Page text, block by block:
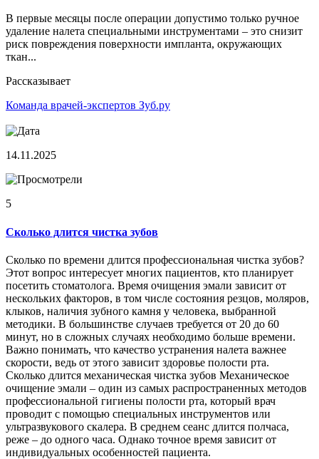
В первые месяцы после операции допустимо только ручное
удаление налета специальными инструментами – это снизит
риск повреждения поверхности импланта, окружающих
ткан...
Рассказывает
Команда врачей-экспертов Зуб.ру
14.11.2025
5
Сколько длится чистка зубов
Сколько по времени длится профессиональная чистка зубов?
Этот вопрос интересует многих пациентов, кто планирует
посетить стоматолога. Время очищения эмали зависит от
нескольких факторов, в том числе состояния резцов, моляров,
клыков, наличия зубного камня у человека, выбранной
методики. В большинстве случаев требуется от 20 до 60
минут, но в сложных случаях необходимо больше времени.
Важно понимать, что качество устранения налета важнее
скорости, ведь от этого зависит здоровье полости рта.
Сколько длится механическая чистка зубов Механическое
очищение эмали – один из самых распространенных методов
профессиональной гигиены полости рта, который врач
проводит с помощью специальных инструментов или
ультразвукового скалера. В среднем сеанс длится полчаса,
реже – до одного часа. Однако точное время зависит от
индивидуальных особенностей пациента.